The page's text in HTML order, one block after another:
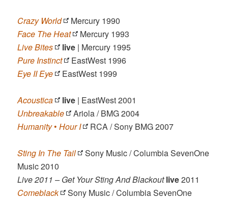
Crazy World
Mercury 1990
Face The Heat
Mercury 1993
Live Bites
live | Mercury 1995
Pure Instinct
EastWest 1996
Eye II Eye
EastWest 1999
Acoustica live | EastWest 2001
Unbreakable
Ariola / BMG 2004
Humanity•Hour I RCA / Sony BMG 2007
Sting In The Tail
Sony Music / Columbia SevenOne
Music 2010
Live 2011 – Get Your Sting And Blackout live2011
Comeblack
Sony Music / Columbia SevenOne